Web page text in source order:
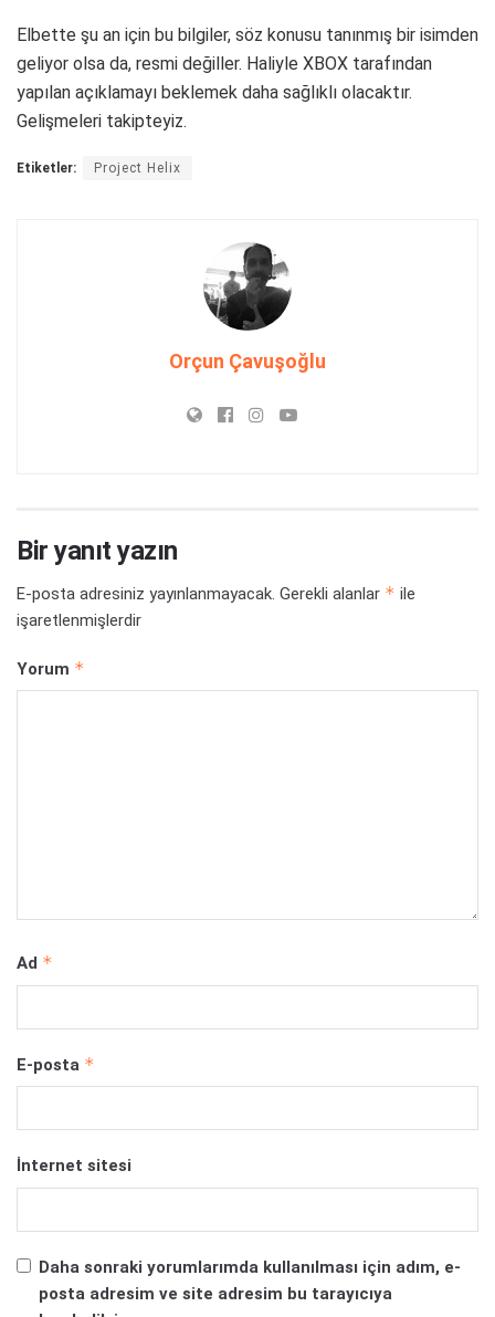
Elbette şu an için bu bilgiler, söz konusu tanınmış bir isimden
geliyor olsa da, resmi değiller. Haliyle XBOX tarafından
yapılan açıklamayı beklemek daha sağlıklı olacaktır.
Gelişmeleri takipteyiz.
Etiketler: Project Helix
Orçun Çavuşoğlu
Bir yanıt yazın
E-posta adresiniz yayınlanmayacak. Gerekli alanlar * ile
işaretlenmişlerdir
Yorum *
Ad *
E-posta *
İnternet sitesi
Daha sonraki yorumlarımda kullanılması için adım, e-
posta adresim ve site adresim bu tarayıcıya